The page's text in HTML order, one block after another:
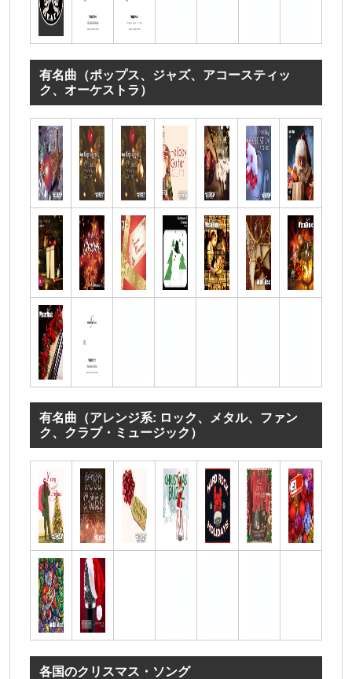
有名曲（ポップス、ジャズ、アコースティッ
ク、オーケストラ）
有名曲（アレンジ系: ロック、メタル、ファン
ク、クラブ・ミュージック）
各国のクリスマス・ソング